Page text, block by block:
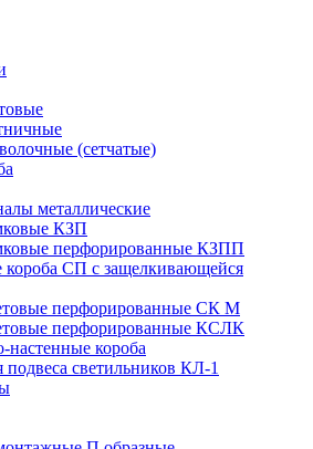
(сетчатые)
металлические
КЗП
перфорированные КЗПП
короба СП с защелкивающейся
перфорированные СК М
перфорированные КСЛК
настенные короба
подвеса светильников КЛ-1